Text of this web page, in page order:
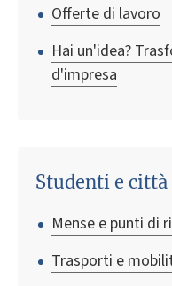
Offerte di lavoro
Hai un'idea?
d'impresa
Studenti e città
Mense e punti di
Trasporti e